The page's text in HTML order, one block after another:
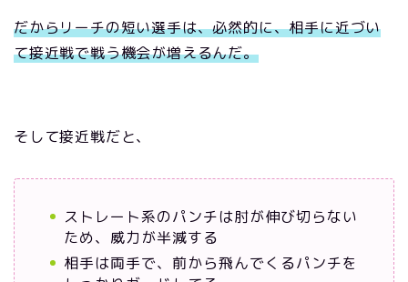
だからリーチの短い選手は、必然的に、相手に近づい
て接近戦で戦う機会が増えるんだ。
そして接近戦だと、
ストレート系のパンチは肘が伸び切らない
ため、威力が半減する
相手は両手で、前から飛んでくるパンチを